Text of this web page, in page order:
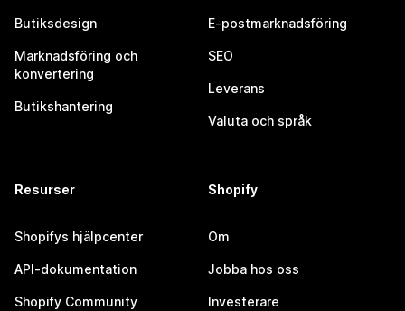
Butiksdesign
Marknadsföring och
konvertering
Butikshantering
E-postmarknadsföring
SEO
Leverans
Valuta och språk
Resurser
Shopifys hjälpcenter
API-dokumentation
Shopify Community
Shopify
Om
Jobba hos oss
Investerare